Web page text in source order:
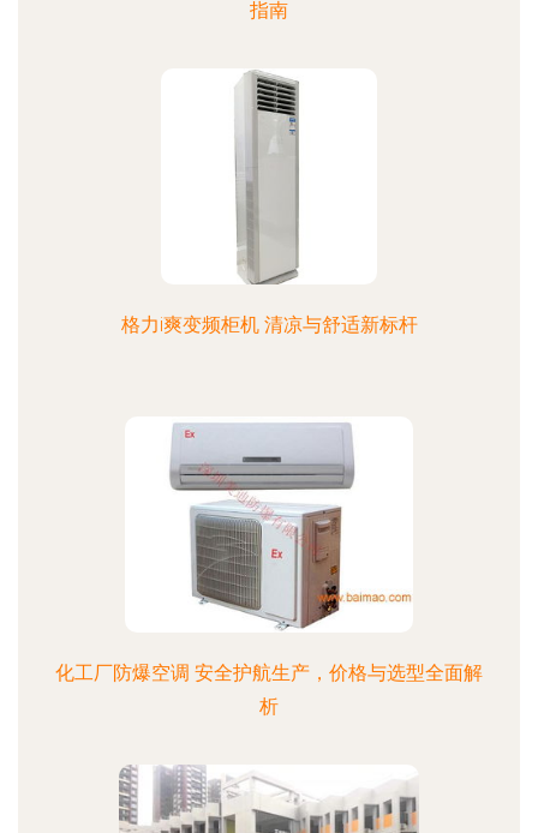
指南
格力i爽变频柜机 清凉与舒适新标杆
化工厂防爆空调 安全护航生产，价格与选型全面解
析